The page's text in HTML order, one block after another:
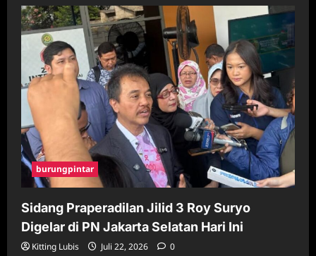
Kembali
Dipanggil
KPK,
Ini
Penjelasan
Bupati
Penajam
Paser
Utara
burungpintar
Sidang Praperadilan Jilid 3 Roy Suryo
Digelar di PN Jakarta Selatan Hari Ini
Kitting Lubis Juli 22, 2026 0